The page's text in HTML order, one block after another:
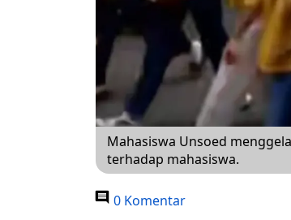
Mahasiswa Unsoed
terhadap mahasiswa.
0 Komentar